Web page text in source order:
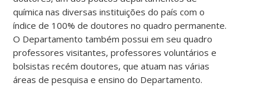
química nas diversas instituições do país com o
índice de 100% de doutores no quadro permanente.
O Departamento também possui em seu quadro
professores visitantes, professores voluntários e
bolsistas recém doutores, que atuam nas várias
áreas de pesquisa e ensino do Departamento.